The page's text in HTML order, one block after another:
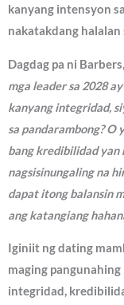
kanyang intensyon
nakatakdang halalan
Dagdag pa ni Barbers,
mga leader sa 2028
kanyang integridad,
sa pandarambong? O
bang kredibilidad yan
nagsisinungaling na
dapat itong balansin
ang katangiang
Iginiit ng dating
maging
integridad,